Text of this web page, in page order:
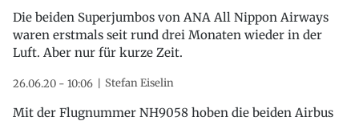
Die beiden Superjumbos von ANA All Nippon Airways
waren erstmals seit rund drei Monaten wieder in der
Luft. Aber nur für kurze Zeit.
26.06.20 - 10:06 Stefan Eiselin
Mit der Flugnummer NH9058 hoben die beiden Airbus